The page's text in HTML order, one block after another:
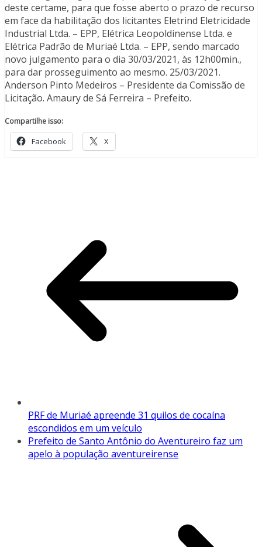
deste certame, para que fosse aberto o prazo de recurso
em face da habilitação dos licitantes Eletrind Eletricidade
Industrial Ltda. – EPP, Elétrica Leopoldinense Ltda. e
Elétrica Padrão de Muriaé Ltda. – EPP, sendo marcado
novo julgamento para o dia 30/03/2021, às 12h00min.,
para dar prosseguimento ao mesmo. 25/03/2021.
Anderson Pinto Medeiros – Presidente da Comissão de
Licitação. Amaury de Sá Ferreira – Prefeito.
Compartilhe isso:
Facebook X
PRF de Muriaé apreende 31 quilos de cocaína
escondidos em um veículo
Prefeito de Santo Antônio do Aventureiro faz um
apelo à população aventureirense